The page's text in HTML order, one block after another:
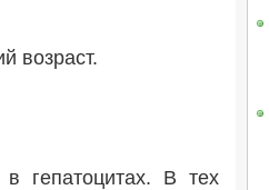
возраст.
гепатоцитах. В тех